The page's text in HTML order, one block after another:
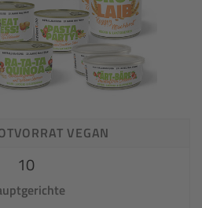
VEGAN
10